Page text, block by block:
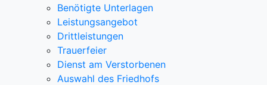
Benötigte Unterlagen
Leistungsangebot
Drittleistungen
Trauerfeier
Dienst am Verstorbenen
Auswahl des Friedhofs